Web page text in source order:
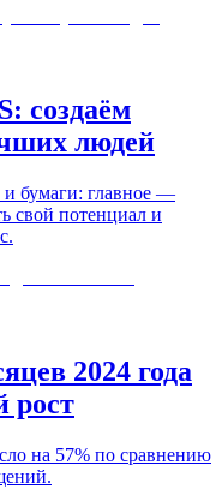
создаём
людей
бумаги: главное —
свой потенциал и
2024 года
рост
на 57% по сравнению